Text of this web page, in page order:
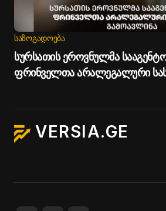
ᲡᲐᲖᲝᲒᲐᲓᲝᲔᲑᲐ
სურსათის ეროვნულმა
ფრინველთა არალეგალური
VERSIA.GE